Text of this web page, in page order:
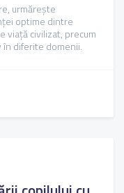
urmărește
optime dintre
viață civilizat, precum
în diferite domenii.